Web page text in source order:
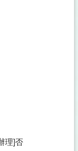
理]否